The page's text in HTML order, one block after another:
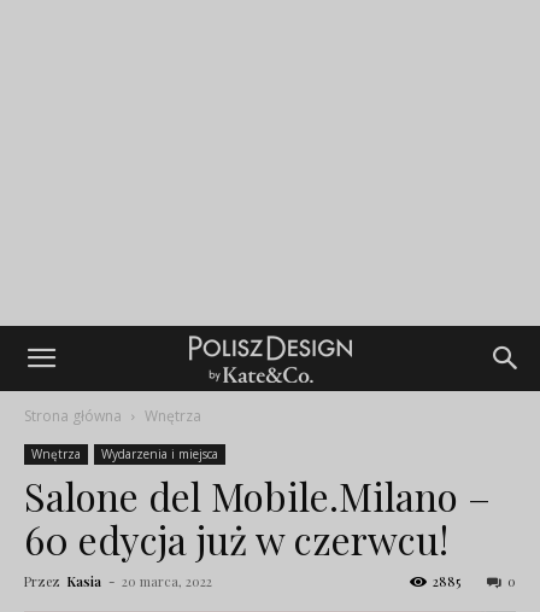
Strona główna Wnętrza
Wnętrza Wydarzenia i miejsca
Salone del Mobile.Milano –
60 edycja już w czerwcu!
Przez Kasia - 20 marca, 2022 0
2885